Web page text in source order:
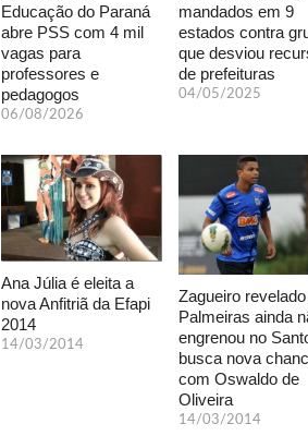
Educação do Paraná
abre PSS com 4 mil
vagas para
professores e
pedagogos
06/08/2026
mandados em 9
estados contra
que desviou
de prefeituras
04/05/2025
Ana Júlia é eleita a
nova Anfitriã da Efapi
2014
14/03/2014
Zagueiro
Palmeiras ainda
engrenou no
busca nova
com Oswaldo de
Oliveira
14/03/2014